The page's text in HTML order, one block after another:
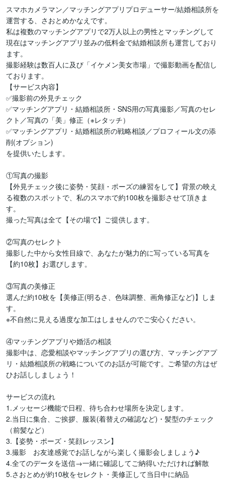
スマホカメラマン／マッチングアプリプロデューサー/結婚相談所を
運営する、さおとめかなえです。
私は複数のマッチングアプリで2万人以上の男性とマッチングして
現在はマッチングアプリ並みの低料金で結婚相談所も運営しており
ます。
撮影経験は数百人に及び「イケメン美女市場」で撮影動画を配信し
ております。
【サービス内容】
✅撮影前の外見チェック
✅マッチングアプリ・結婚相談所・SNS用の写真撮影／写真のセレ
クト／写真の「美」修正（※レタッチ）
✅マッチングアプリ・結婚相談所の戦略相談／プロフィール文の添
削(オプション)
を提供いたします。
①写真の撮影
【外見チェック後に姿勢・笑顔・ポーズの練習をして】背景の映え
る複数のスポットで、私のスマホで約100枚を撮影させて頂きま
す。
撮った写真は全て【その場で】ご提供します。
②写真のセレクト
撮影した中から女性目線で、あなたが魅力的に写っている写真を
【約10枚】お選びします。
③写真の美修正
選んだ約10枚を【美修正(明るさ、色味調整、画角修正など)】しま
す。
※不自然に見える過度な加工はしませんのでご安心ください。
④マッチングアプリや婚活の相談
撮影中は、恋愛相談やマッチングアプリの選び方、マッチングアプ
リ・結婚相談所の戦略についてのお話が可能です。ご希望の方はぜ
ひお話ししましょう！
サービスの流れ
1.メッセージ機能で日程、待ち合わせ場所を決定します。
2.当日に集合、ご挨拶、服装(着替えの確認など)・髪型のチェック
（前髪など）
3.【姿勢・ポーズ・笑顔レッスン】
3.撮影　お友達感覚でお話しながら楽しく撮影会しましょう♪
4.全てのデータを送信→一緒に確認してご納得いただければ解散
5.さおとめが約10枚をセレクト・美修正して当日中に納品